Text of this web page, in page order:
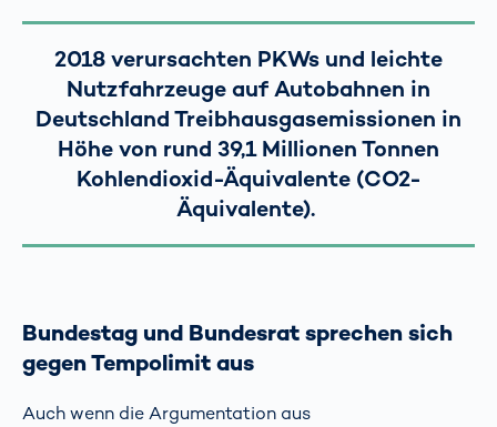
2018 verursachten PKWs und leichte
Nutzfahrzeuge auf Autobahnen in
Deutschland Treibhausgasemissionen in
Höhe von rund 39,1 Millionen Tonnen
Kohlendioxid-Äquivalente (CO2-
Äquivalente).
Bundestag und Bundesrat sprechen sich
gegen Tempolimit aus
Auch wenn die Argumentation aus